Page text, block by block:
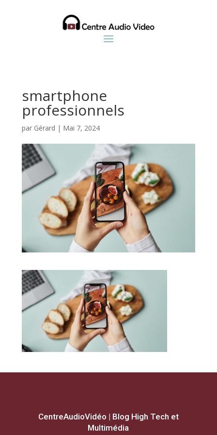
smartphone
professionnels
par Gérard | Mai 7, 2024
CentreAudioVidéo | Blog High Tech et
Multimédia